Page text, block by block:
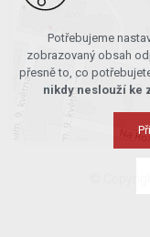
©
Potřebujeme
zobrazovaný obsah
přesně to, co
nikdy neslouží ke